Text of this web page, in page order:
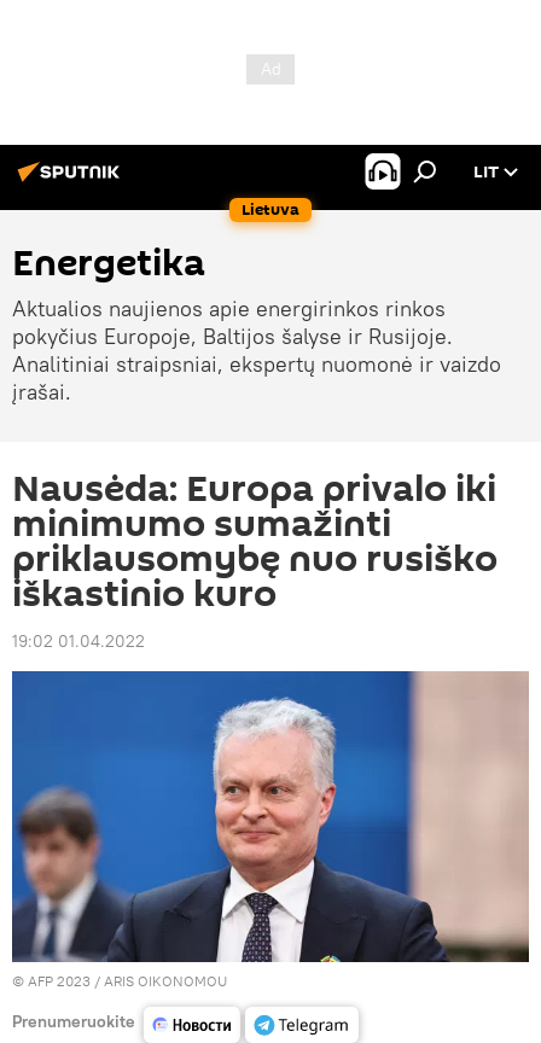
Lietuva
LIT
Energetika
Aktualios naujienos apie energirinkos rinkos
pokyčius Europoje, Baltijos šalyse ir Rusijoje.
Analitiniai straipsniai, ekspertų nuomonė ir vaizdo
įrašai.
Nausėda: Europa privalo iki
minimumo sumažinti
priklausomybę nuo rusiško
iškastinio kuro
19:02 01.04.2022
© AFP 2023 / ARIS OIKONOMOU
Prenumeruokite